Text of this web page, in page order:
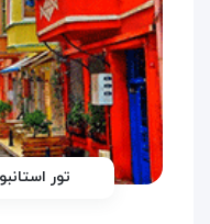
تور استانبول ۶ روزه با